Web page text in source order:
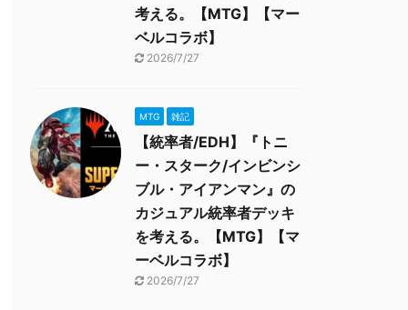
考える。【MTG】【マー
ベルコラボ】
2026/7/27
MTG 雑記
【統率者/EDH】『トニ
ー・スターク/インビンシ
ブル・アイアンマン』の
カジュアル統率者デッキ
を考える。【MTG】【マ
ーベルコラボ】
2026/7/27